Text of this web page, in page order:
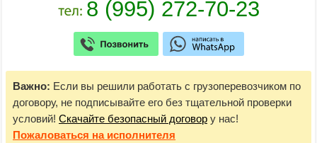
Важно: Если вы решили работать с грузоперевозчиком по
договору, не подписывайте его без тщательной проверки
условий! Скачайте безопасный договор у нас!
Пожаловаться на исполнителя